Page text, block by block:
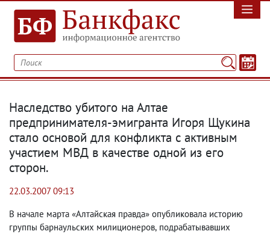
Наследство убитого на Алтае
предпринимателя-эмигранта Игоря Щукина
стало основой для конфликта с активным
участием МВД в качестве одной из его
сторон.
22.03.2007 09:13
В начале марта «Алтайская правда» опубликовала историю
группы барнаульских милиционеров, подрабатывавших